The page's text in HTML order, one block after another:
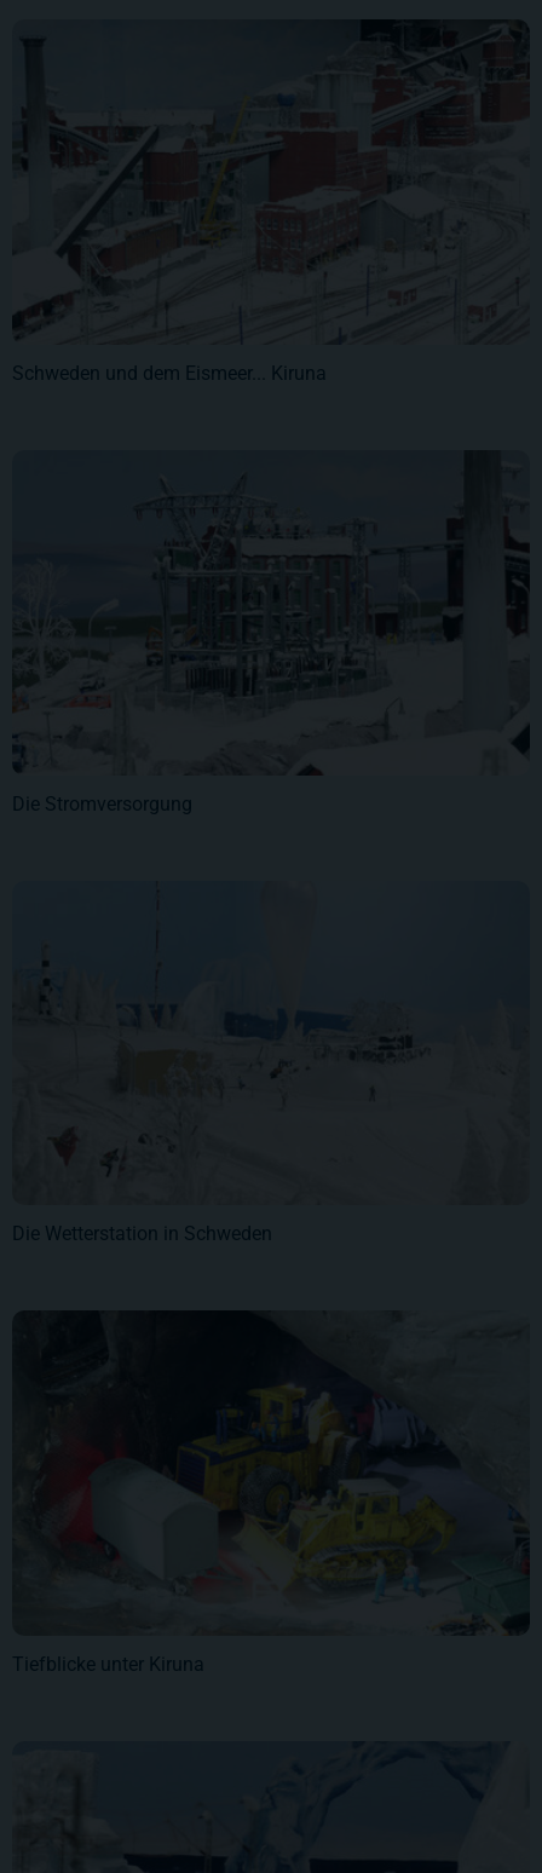
Schweden und dem Eismeer... Kiruna
Die Stromversorgung
Die Wetterstation in Schweden
Tiefblicke unter Kiruna